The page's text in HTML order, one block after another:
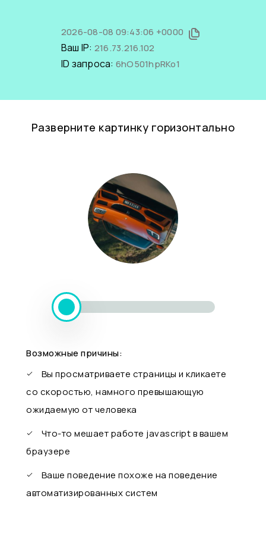
2026-08-08 09:43:06 +0000
Ваш IP: 216.73.216.102
ID запроса: 6hO501hpRKo1
Разверните картинку горизонтально
Возможные причины:
Вы просматриваете страницы и кликаете
со скоростью, намного превышающую
ожидаемую от человека
Что-то мешает работе javascript в вашем
браузере
Ваше поведение похоже на поведение
автоматизированных систем